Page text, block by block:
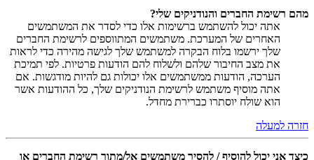
מהם רשימת החברים והנודניקים שלי?
אתה יכול להשתמש ברשימות אלו כדי לסדר את המשתמשים
האחרים של המערכת. משתמשים המתווספים לרשימת החברים
שלך ירשמו בלוח הבקרה למשתמש שלך לגישה מהירה כדי לראות
את מצב החיבור שלהם ולשלוח להם הודעות פרטיות. לפי תמיכת
הערכה, הודעות ממשתמשים אלו יכולות גם להיות מודגשות. אם
אתה מוסיף משתמש לרשימת הנודניקים שלך, כל ההודעות אשר
הוא שולח יוסתרו כברירת מחדל.
חזרה למעלה
כיצד אני יכול להוסיף / להסיר משתמשים אל/מתוך רשימת החברים או